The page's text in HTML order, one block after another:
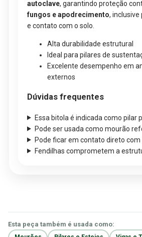
autoclave, garantindo proteção
fungos e apodrecimento, inclusive
e contato com o solo.
Alta durabilidade estrutural
Ideal para pilares de
Excelente desempenho em
externos
Dúvidas frequentes
Essa bitola é indicada como pilar
Pode ser usada como mourão
Pode ficar em contato direto com
Fendilhas comprometem a
Esta peça também é usada como: